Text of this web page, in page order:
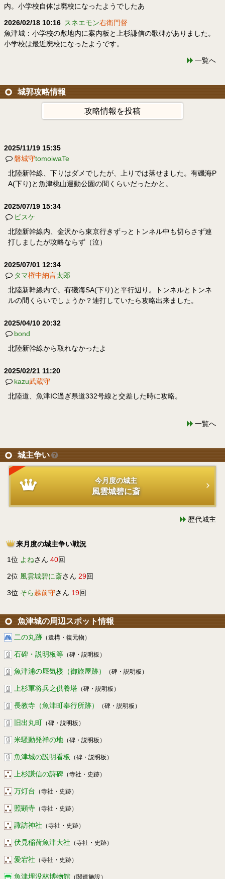
内。小学校自体は廃校になったようでしたあ
2026/02/18 10:16 スネエモン右衛門督
魚津城：小学校の敷地内に案内板と上杉謙信の歌碑がありました。
小学校は最近廃校になったようです。
一覧へ
城郭攻略情報
攻略情報を投稿
2025/11/19 15:35
磐城守tomoiwaTe
北陸新幹線、下りはダメでしたが、上りでは落せました。有磯海P
A(下り)と魚津桃山運動公園の間くらいだったかと。
2025/07/19 15:34
ビスケ
北陸新幹線内、金沢から東京行きずっとトンネル中も切らさず連
打しましたが攻略ならず（泣）
2025/07/01 12:34
タマ権中納言太郎
北陸新幹線内で。有磯海SA(下り)と平行辺り。トンネルとトンネ
ルの間くらいでしょうか？連打していたら攻略出来ました。
2025/04/10 20:32
bond
北陸新幹線から取れなかったよ
2025/02/21 11:20
kazu武蔵守
北陸道、魚津IC過ぎ県道332号線と交差した時に攻略。
一覧へ
城主争い
今月度の城主
風雲城碧に斎
歴代城主
来月度の城主争い戦況
1位 よねさん 40回
2位 風雲城碧に斎さん 29回
3位 そら越前守さん 19回
魚津城の周辺スポット情報
二の丸跡 （遺構・復元物）
石碑・説明板等 （碑・説明板）
魚津浦の蜃気楼（御旅屋跡） （碑・説明板）
上杉軍将兵之供養塔 （碑・説明板）
長教寺（魚津町奉行所跡） （碑・説明板）
旧出丸町 （碑・説明板）
米騒動発祥の地 （碑・説明板）
魚津城の説明看板 （碑・説明板）
上杉謙信の詩碑 （寺社・史跡）
万灯台 （寺社・史跡）
照顕寺 （寺社・史跡）
諏訪神社 （寺社・史跡）
伏見稲荷魚津大社 （寺社・史跡）
愛宕社 （寺社・史跡）
魚津埋没林博物館 （関連施設）